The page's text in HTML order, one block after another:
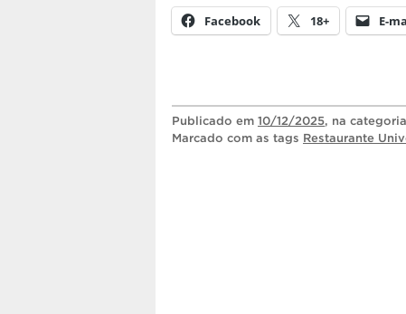
Facebook 18+ E-
Publicado em 10/12/2025, na categoria
Marcado com as tags Restaurante